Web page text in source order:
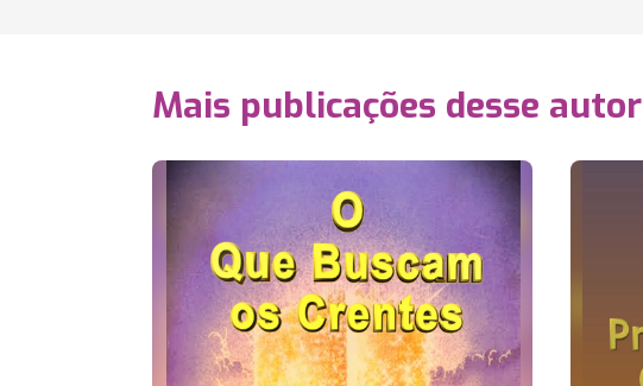
Mais publicações desse autor